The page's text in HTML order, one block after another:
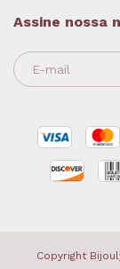
Assine nossa
Copyright